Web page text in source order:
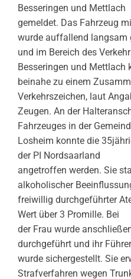
Besseringen und Mettlach
gemeldet. Das Fahrzeug
wurde auffallend langsam
und im Bereich des
Besseringen und Mettlach
beinahe zu einem
Verkehrszeichen, laut
Zeugen. An der
Fahrzeuges in der
Losheim konnte die
der PI Nordsaarland
angetroffen werden. Sie
alkoholischer
freiwillig durchgeführter
Wert über 3 Promille. Bei
der Frau wurde
durchgeführt und ihr
wurde sichergestellt. Sie
Strafverfahren wegen